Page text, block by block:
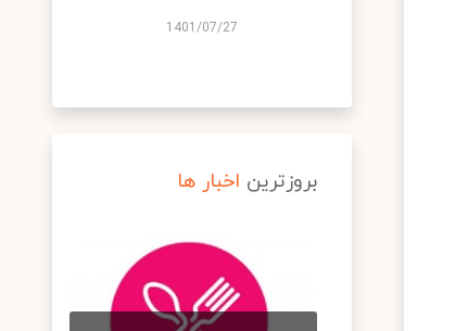
1401/07/27
بروزترین اخبار ها